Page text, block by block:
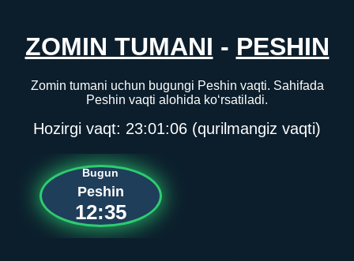
ZOMIN TUMANI - PESHIN
Zomin tumani uchun bugungi Peshin vaqti. Sahifada
Peshin vaqti alohida ko‘rsatiladi.
Hozirgi vaqt: 23:01:06 (qurilmangiz vaqti)
Bugun
Peshin
12:35